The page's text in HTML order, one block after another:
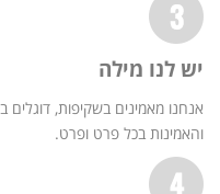
יש לנו מילה
אנחנו מאמינים בשקיפות,
והאמינות בכל פרט ופרט.